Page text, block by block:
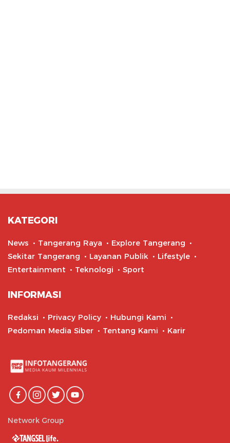
KATEGORI
News Tangerang Raya
Explore Tangerang
Sekitar Tangerang
Layanan Publik
Lifestyle
Entertainment
Teknologi Sport
INFORMASI
Redaksi Privacy Policy
Hubungi Kami
Pedoman Media Siber
Tentang Kami Karir
Network Group